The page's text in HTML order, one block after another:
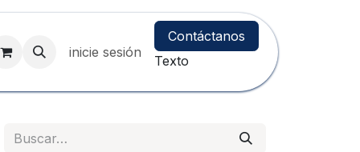
inicie sesión
Contáctanos
Texto